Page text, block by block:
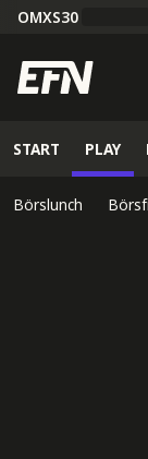
OMXS30
START PLAY
Börslunch